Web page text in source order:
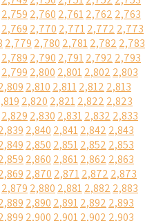
2,759 2,760 2,7612,762 2,763
2,769 2,770 2,7712,772 2,773
2,779 2,780 2,7812,782 2,783
2,789 2,790 2,7912,792 2,793
2,799 2,800 2,8012,802 2,803
2,810 2,8112,812 2,813
2,820 2,8212,822 2,823
2,829 2,830 2,8312,832 2,833
2,840 2,8412,842 2,843
2,850 2,8512,852 2,853
2,860 2,8612,862 2,863
2,870 2,8712,872 2,873
2,879 2,880 2,8812,882 2,883
2,890 2,8912,892 2,893
2,900 2,9012,902 2,903